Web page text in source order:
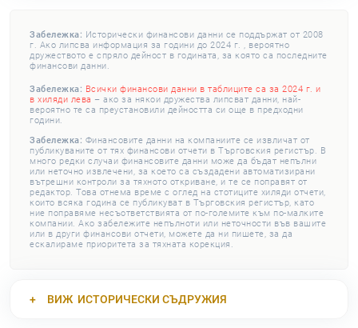
Забележка: Исторически финансови данни се поддържат от 2008
г. Ако липсва информация за години до 2024 г. , вероятно
дружеството е спряло дейност в годината, за която са последните
финансови данни.
Забележка: Всички финансови данни в таблиците са за 2024 г. и
в хиляди лева – ако за някои дружества липсват данни, най-
вероятно те са преустановили дейността си още в предходни
години.
Забележка: Финансовите данни на компаниите се извличат от
публикуваните от тях финансови отчети в Търговския регистър. В
много редки случаи финансовите данни може да бъдат непълни
или неточно извлечени, за което са създадени автоматизирани
вътрешни контроли за тяхното откриване, и те се поправят от
редактор. Това отнема време с оглед на стотиците хиляди отчети,
които всяка година се публикуват в Търговския регистър, като
ние поправяме несъответствията от по-големите към по-малките
компании. Ако забележите непълноти или неточности във вашите
или в други финансови отчети, можете да ни пишете, за да
ескалираме приоритета за тяхната корекция.
ВИЖ ИСТОРИЧЕСКИ СЪДРУЖИЯ